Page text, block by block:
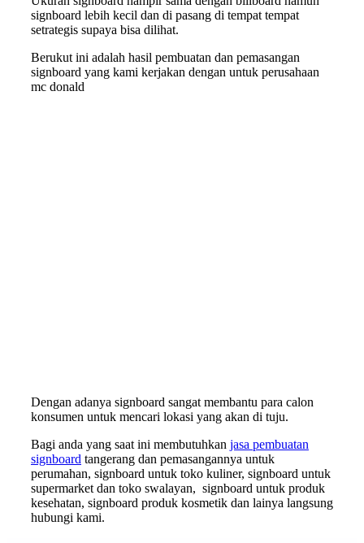
signboard lebih kecil dan di pasang di tempat tempat
setrategis supaya bisa dilihat.
Berukut ini adalah hasil pembuatan dan pemasangan
signboard yang kami kerjakan dengan untuk perusahaan
mc donald
Dengan adanya signboard sangat membantu para calon
konsumen untuk mencari lokasi yang akan di tuju.
Bagi anda yang saat ini membutuhkan jasa pembuatan
signboard tangerang dan pemasangannya untuk
perumahan, signboard untuk toko kuliner, signboard untuk
supermarket dan toko swalayan, signboard untuk produk
kesehatan, signboard produk kosmetik dan lainya langsung
hubungi kami.